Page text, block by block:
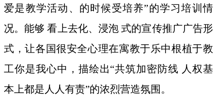
爱是教学活动、的时候受培养”的学习培训情
况。能够 看上去化、浸泡 式的宣传推广广告形
式，让各国很安全心理在寓教于乐中根植于教
工你是我心中，描绘出“共筑加密防线 人权基
本上都是人人有责”的浓烈营造氛围。